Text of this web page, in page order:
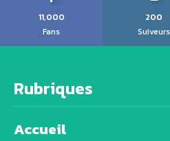
11,000
Fans
200
Suiveurs
Rubriques
Accueil